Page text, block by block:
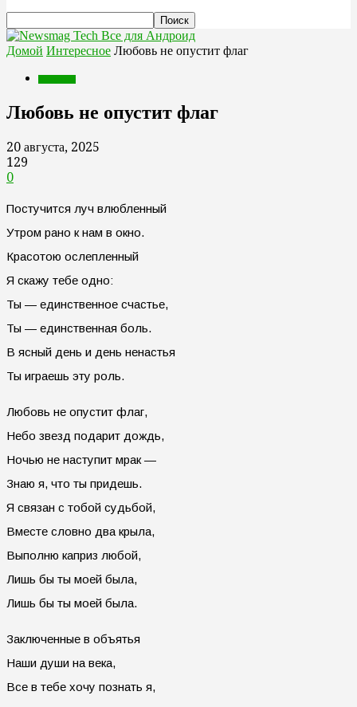
Все для Андроид
Домой Интересное Любовь не опустит флаг
Любовь не опустит флаг
20 августа, 2025
129
0
Постучится луч влюбленный
Утром рано к нам в окно.
Красотою ослепленный
Я скажу тебе одно:
Ты — единственное счастье,
Ты — единственная боль.
В ясный день и день ненастья
Ты играешь эту роль.
Любовь не опустит флаг,
Небо звезд подарит дождь,
Ночью не наступит мрак —
Знаю я, что ты придешь.
Я связан с тобой судьбой,
Вместе словно два крыла,
Выполню каприз любой,
Лишь бы ты моей была,
Лишь бы ты моей была.
Заключенные в объятья
Наши души на века,
Все в тебе хочу познать я,